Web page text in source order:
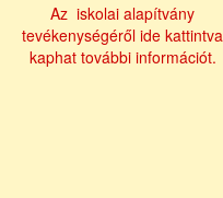
Az iskolai alapítvány
tevékenységéről ide kattintva
kaphat további információt.